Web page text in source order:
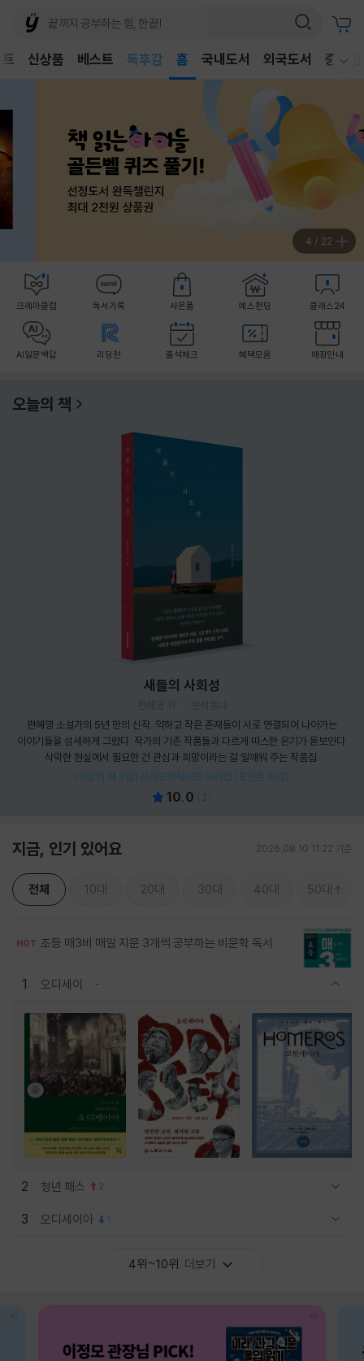
신상품 베스트
어린이
어린이
홈 국내도서 외국도서 중고샵
5 / 22
크레마클럽 독서기록 사은품 예스펀딩 클래스24
AI일문백답 리딩런 출석체크 혜택모음 매장안내
오늘의 책
새들의 사회성
편혜영 소설가의 5년 만의 신작. 약하고 작은 존재들이 서로 연결되어 나아가는
이야기들을 섬세하게 그렸다. 작가의 기존 작품들과 다르게 따스한 온기가 돋보인다.
삭막한 현실에서 필요한 건 관심과 희망이라는 걸 일깨워 주는 작품집.
[이달의 책 8월] 산리오캐릭터즈 유리컵 (포인트 차감)
10.0
지금, 인기 있어요 2026.08.10 11:22 기준
전체 10대 20대 30대 40대 50대
HOT 초등 매3비 매일 지문 3개씩 공부하는 비문학 독서
1 오디세이
2 청년 패스 2
3 오디세이아 1
4위~10위 더보기